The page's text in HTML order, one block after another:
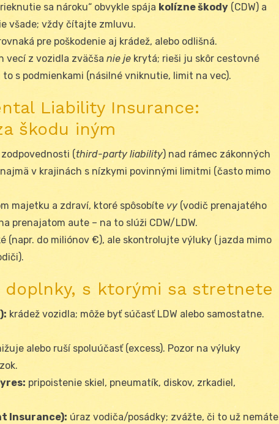
sa nároku“ obvykle spája kolízne škody (CDW) a
všade; vždy čítajte zmluvu.
pre poškodenie aj krádež, alebo odlišná.
vecí z vozidla zväčša nie je krytá; rieši ju skôr cestovné
s podmienkami (násilné vniknutie, limit na vec).
Liability Insurance:
škodu iným
(third-party liability) nad rámec zákonných
v krajinách s nízkymi povinnými limitmi (často mimo
majetku a zdraví, ktoré spôsobíte vy (vodič prenajatého
prenajatom aute – na to slúži CDW/LDW.
(napr. do miliónov €), ale skontrolujte výluky (jazda mimo
doplnky, s ktorými sa stretnete
krádež vozidla; môže byť súčasť LDW alebo samostatne.
alebo ruší spoluúčasť (excess). Pozor na výluky
pripoistenie skiel, pneumatík, diskov, zrkadiel,
Insurance): úraz vodiča/posádky; zvážte, či to už nemáte